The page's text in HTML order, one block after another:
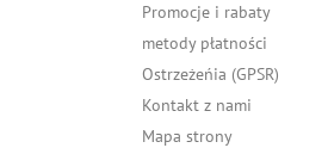
Promocje i rabaty
metody płatności
Ostrzeżeńia (GPSR)
Kontakt z nami
Mapa strony